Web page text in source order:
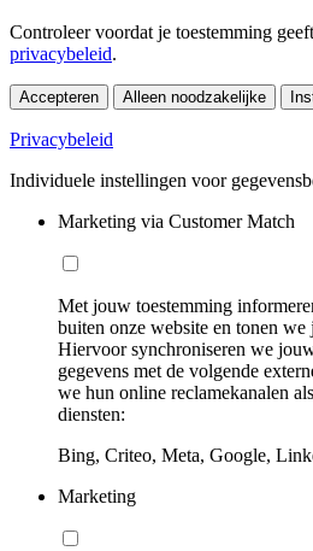
Controleer voordat je toestemming
privacybeleid.
Accepteren Alleen noodzakelijke
Privacybeleid
Individuele instellingen voor
Marketing via Customer Match
Met jouw toestemming
buiten onze website en tonen we
Hiervoor synchroniseren we
gegevens met de volgende
we hun online reclamekanalen
diensten:
Bing, Criteo, Meta, Google,
Marketing